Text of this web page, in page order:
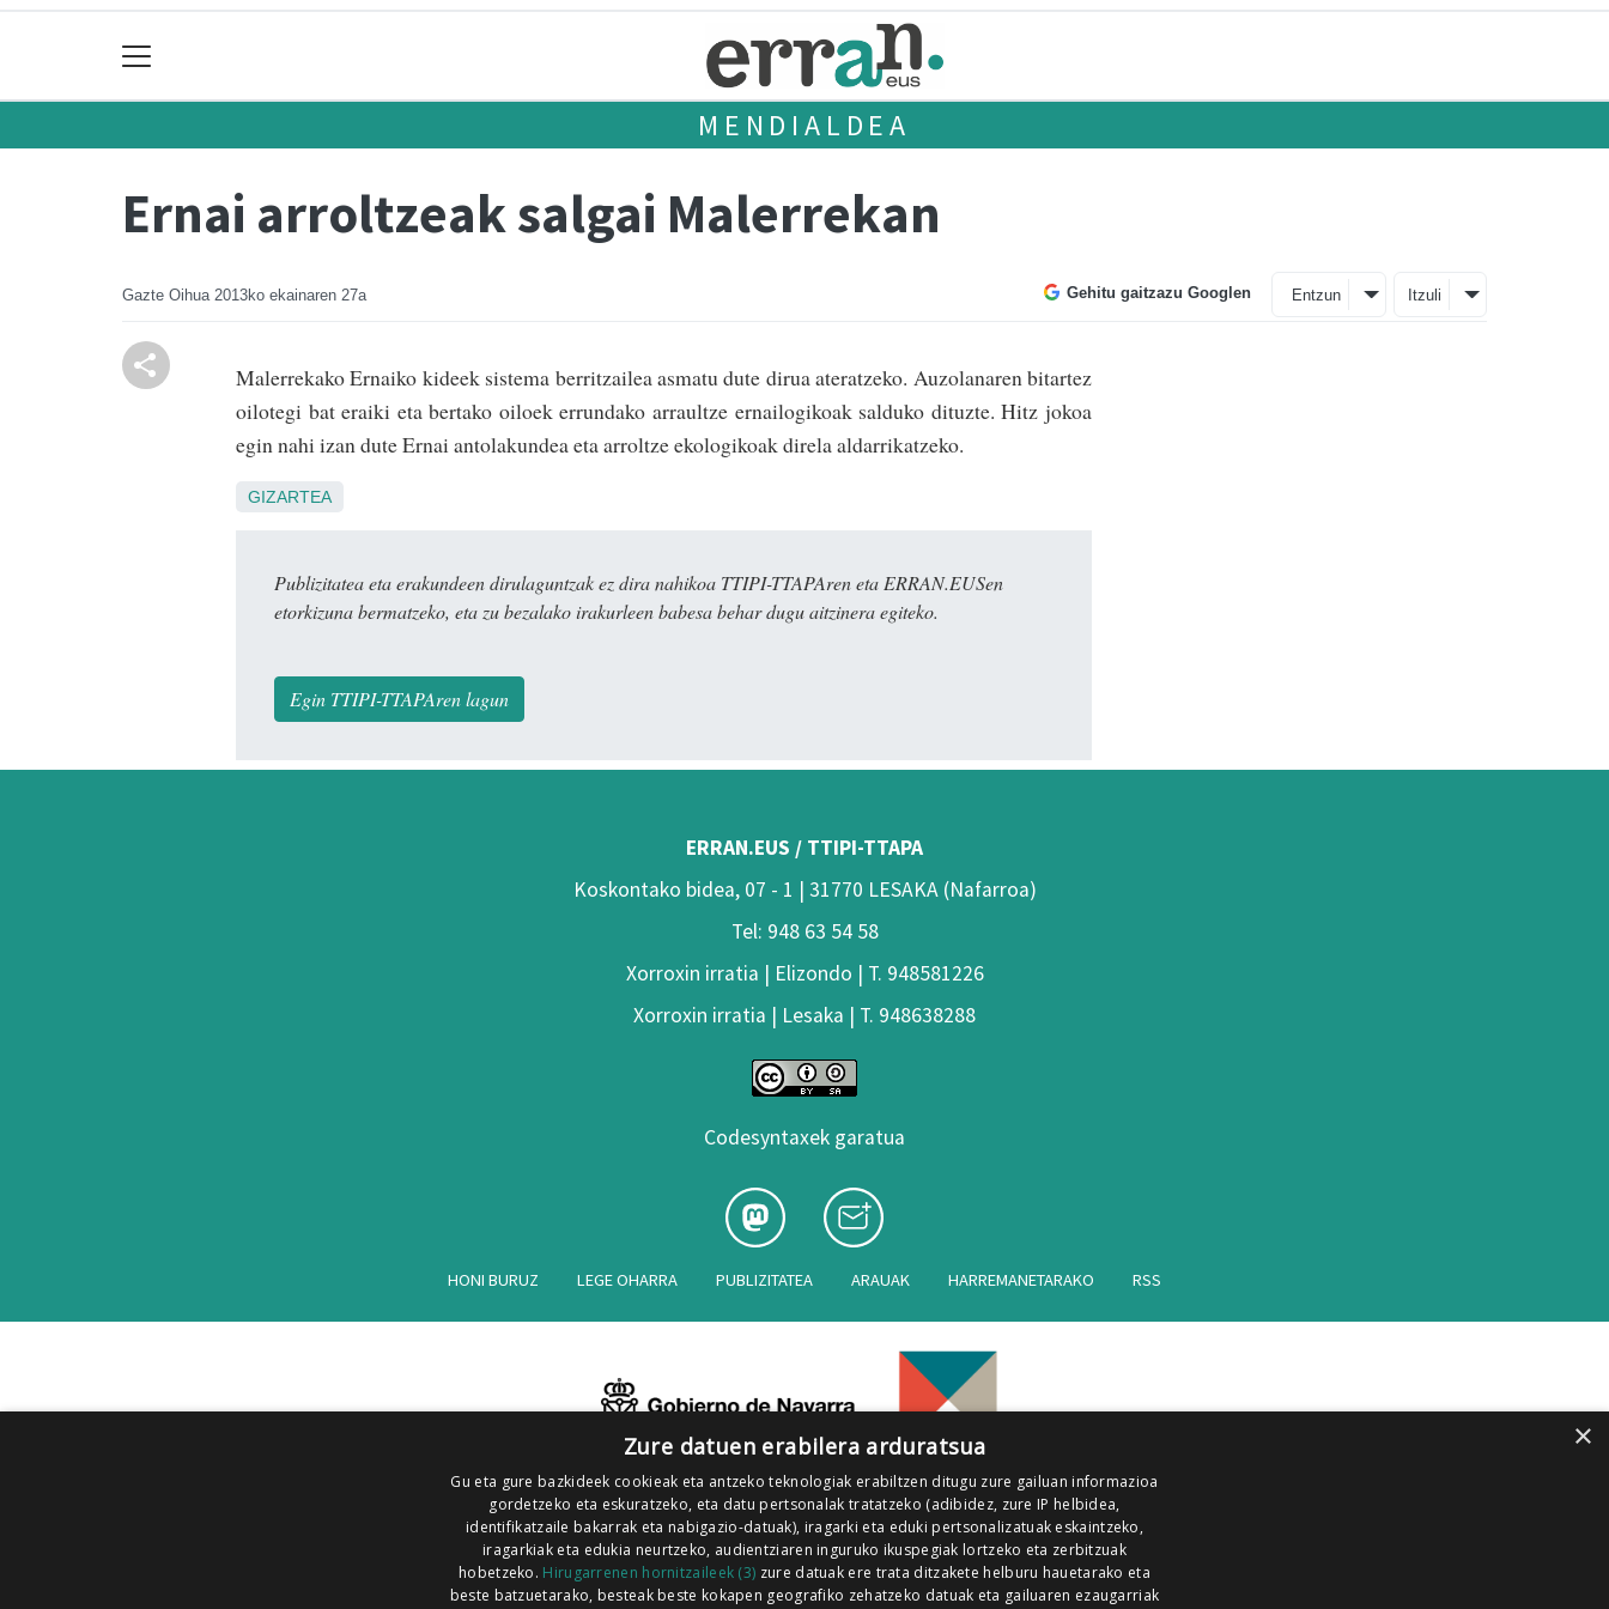
MENDIALDEA
Ernai arroltzeak salgai Malerrekan
Gazte Oihua 2013ko ekainaren 27a Gehitu gaitzazu Googlen Entzun Itzuli
Malerrekako Ernaiko kideek sistema berritzailea asmatu dute dirua ateratzeko. Auzolanaren bitartez
oilotegi bat eraiki eta bertako oiloek errundako arraultze ernailogikoak salduko dituzte. Hitz jokoa
egin nahi izan dute Ernai antolakundea eta arroltze ekologikoak direla aldarrikatzeko.
GIZARTEA
Publizitatea eta erakundeen dirulaguntzak ez dira nahikoa TTIPI-TTAPAren eta ERRAN.EUSen
etorkizuna bermatzeko, eta zu bezalako irakurleen babesa behar dugu aitzinera egiteko.
Egin TTIPI-TTAPAren lagun
ERRAN.EUS / TTIPI-TTAPA
Koskontako bidea, 07 - 1 | 31770 LESAKA (Nafarroa)
Tel: 948 63 54 58
Xorroxin irratia | Elizondo | T. 948581226
Xorroxin irratia | Lesaka | T. 948638288
Codesyntaxek garatua
HONI BURUZ LEGE OHARRA PUBLIZITATEA ARAUAK HARREMANETARAKO RSS
×
Zure datuen erabilera arduratsua
Gu eta gure bazkideek cookieak eta antzeko teknologiak erabiltzen ditugu zure gailuan informazioa
gordetzeko eta eskuratzeko, eta datu pertsonalak tratatzeko (adibidez, zure IP helbidea,
identifikatzaile bakarrak eta nabigazio-datuak), iragarki eta eduki pertsonalizatuak eskaintzeko,
iragarkiak eta edukia neurtzeko, audientziaren inguruko ikuspegiak lortzeko eta zerbitzuak
hobetzeko. Hirugarrenen hornitzaileek (3) zure datuak ere trata ditzakete helburu hauetarako eta
beste batzuetarako, besteak beste kokapen geografiko zehatzeko datuak eta gailuaren ezaugarriak